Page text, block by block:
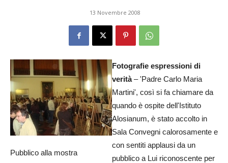
13 Novembre 2008
Pubblico alla mostra
Fotografie espressioni di
verità– 'Padre Carlo Maria
Martini', così si fa chiamare da
quando è ospite dell'Istituto
Alosianum, è stato accolto in
Sala Convegni calorosamente e
con sentiti applausi da un
pubblico a Lui riconoscente per